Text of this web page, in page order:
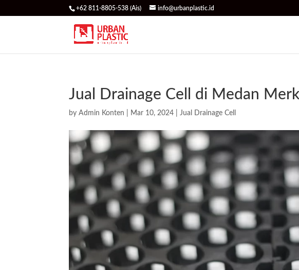
+62 811-8805-538 (Ais) info@urbanplastic.id
Jual Drainage Cell di Medan
byAdmin Konten Mar 10, 2024 |Jual Drainage Cell